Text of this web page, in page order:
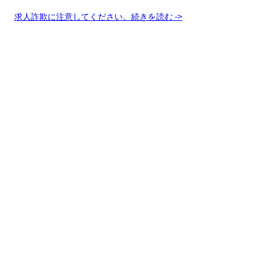
求人詐欺に注意してください。続きを読む ->